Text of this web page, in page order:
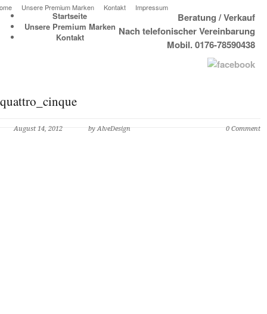
Unsere Premium Marken Kontakt Impressum
Beratung / Verkauf
Nach telefonischer Vereinbarung
Mobil. 0176-78590438
Startseite
Unsere Premium Marken
Kontakt
quattro_cinque
August 14, 2012 by AlveDesign 0 Comment